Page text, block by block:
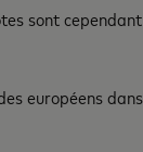
sont
européens